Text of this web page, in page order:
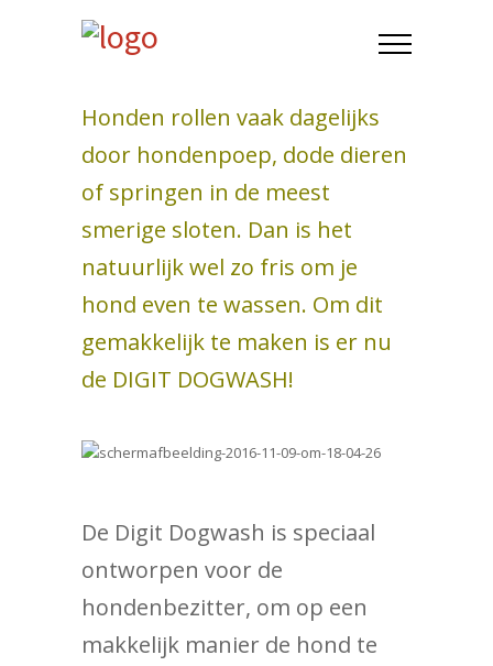
Honden rollen vaak dagelijks
door hondenpoep, dode dieren
of springen in de meest
smerige sloten. Dan is het
natuurlijk wel zo fris om je
hond even te wassen. Om dit
gemakkelijk te maken is er nu
de DIGIT DOGWASH!
De Digit Dogwash is speciaal
ontworpen voor de
hondenbezitter, om op een
makkelijk manier de hond te